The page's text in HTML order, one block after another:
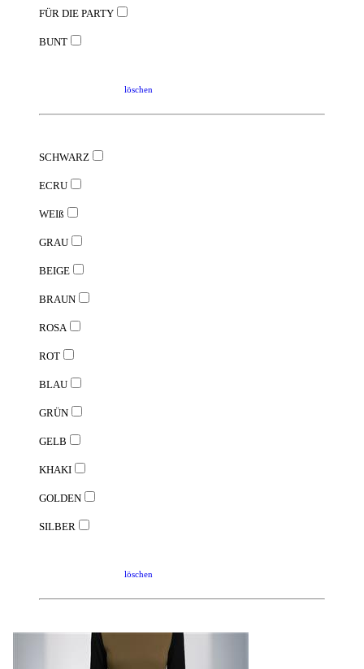
FÜR DIE PARTY
BUNT
löschen
SCHWARZ
ECRU
WEIß
GRAU
BEIGE
BRAUN
ROSA
ROT
BLAU
GRÜN
GELB
KHAKI
GOLDEN
SILBER
löschen